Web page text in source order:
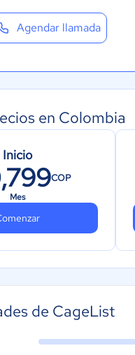
Agendar llamada
en Colombia
Inicio
COP
Mes
de CageList